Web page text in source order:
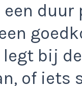
een duur
bij de
of iets